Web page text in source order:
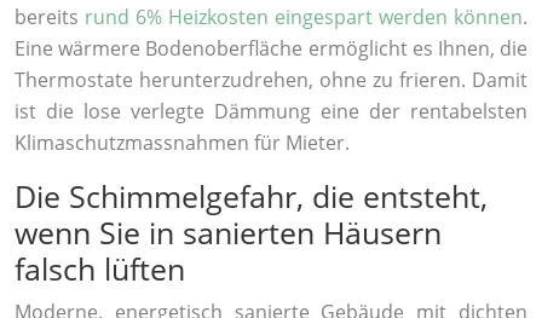
bereits rund 6% Heizkosten eingespart werden können.
Eine wärmere Bodenoberfläche ermöglicht es Ihnen, die
Thermostate herunterzudrehen, ohne zu frieren. Damit
ist die lose verlegte Dämmung eine der rentabelsten
Klimaschutzmassnahmen für Mieter.
Die Schimmelgefahr, die entsteht,
wenn Sie in sanierten Häusern
falsch lüften
Moderne, energetisch sanierte Gebäude mit dichten